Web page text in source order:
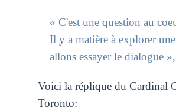
« C'est une question au
Il y a matière à explorer
allons essayer le dialogue
Voici la réplique du Cardinal
Toronto: